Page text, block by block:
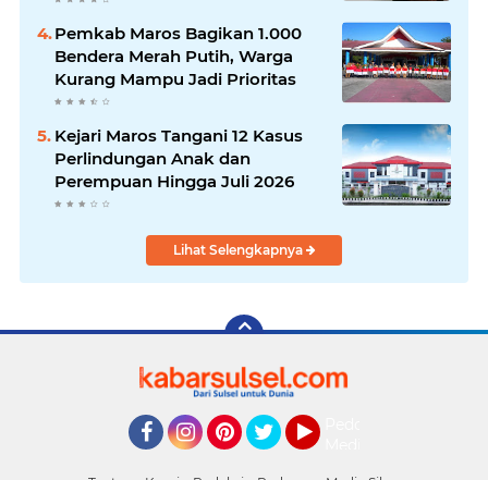
Pemkab Maros Bagikan 1.000
Bendera Merah Putih, Warga
Kurang Mampu Jadi Prioritas
Kejari Maros Tangani 12 Kasus
Perlindungan Anak dan
Perempuan Hingga Juli 2026
Lihat Selengkapnya